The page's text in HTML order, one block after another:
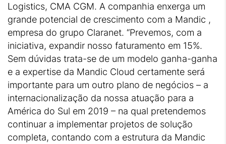
Logistics, CMA CGM. A companhia enxerga um
grande potencial de crescimento com a Mandic ,
empresa do grupo Claranet. “Prevemos, com a
iniciativa, expandir nosso faturamento em 15%.
Sem dúvidas trata-se de um modelo ganha-ganha
e a expertise da Mandic Cloud certamente será
importante para um outro plano de negócios – a
internacionalização da nossa atuação para a
América do Sul em 2019 – na qual pretendemos
continuar a implementar projetos de solução
completa, contando com a estrutura da Mandic